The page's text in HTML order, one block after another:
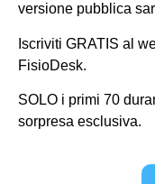
versione pubblica
Iscriviti GRATIS al
FisioDesk.
SOLO i primi 70
sorpresa esclusiva.